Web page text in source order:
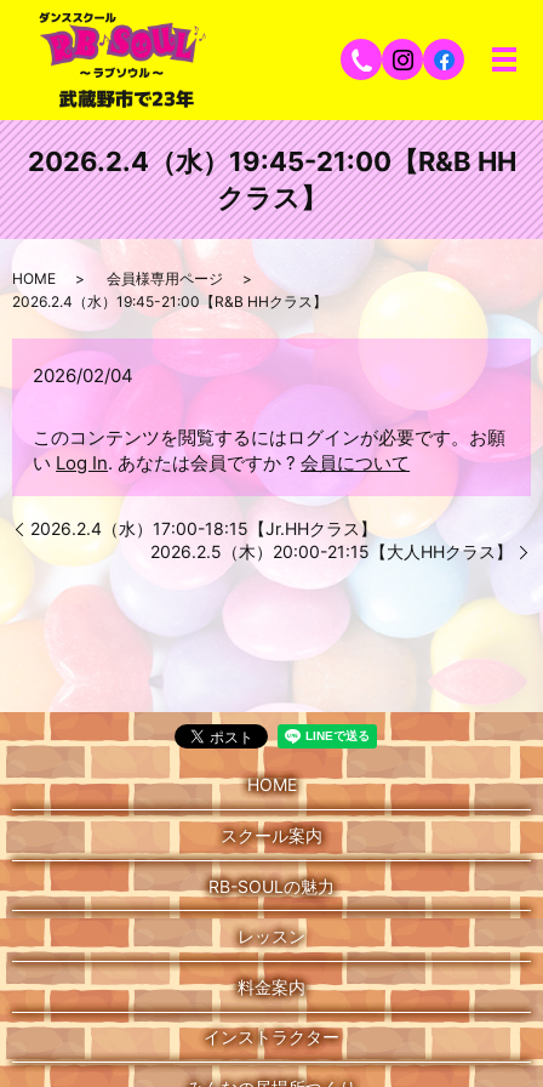
2026.2.4（水）19:45-21:00【R&B HH
クラス】
HOME
会員様専用ページ
2026.2.4（水）19:45-21:00【R&B HHクラス】
2026/02/04
このコンテンツを閲覧するにはログインが必要です。お願
い Log In. あなたは会員ですか ?会員について
2026.2.4（水）17:00-18:15【Jr.HHクラス】
2026.2.5（木）20:00-21:15【大人HHクラス】
HOME
スクール案内
RB-SOULの魅力
レッスン
料金案内
インストラクター